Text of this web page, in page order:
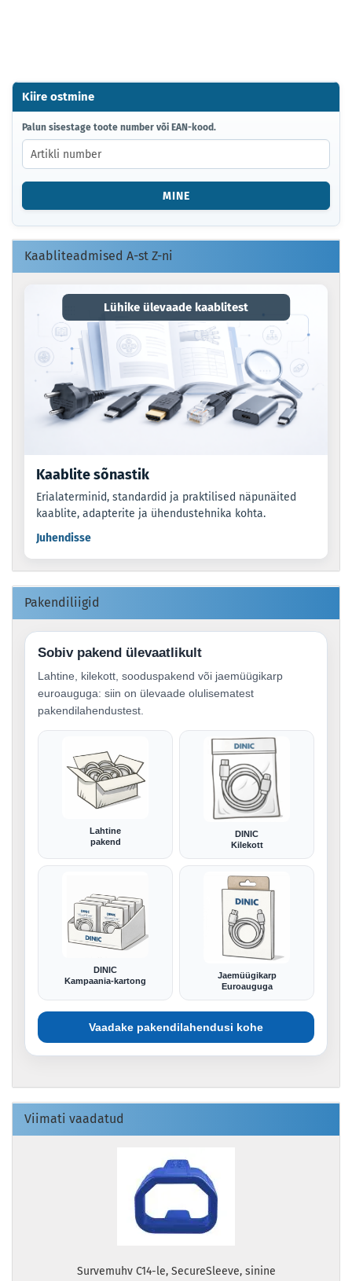
Kiire ostmine
PALUN
SISESTAGE
TOOTE
NUMBER
VÕI
KOOD.
Palun sisestage toote number või EAN-kood.
MINE
Kaabliteadmised A-st Z-ni
Lühike ülevaade kaablitest
Kaablite sõnastik
Erialaterminid, standardid ja praktilised näpunäited
kaablite, adapterite ja ühendustehnika kohta.
Juhendisse
Pakendiliigid
Sobiv pakend ülevaatlikult
Lahtine, kilekott, sooduspakend või jaemüügikarp
euroauguga: siin on ülevaade olulisematest
pakendilahendustest.
Lahtine
pakend
DINIC
Kilekott
DINIC
Kampaania-kartong
Jaemüügikarp
Euroauguga
Vaadake pakendilahendusi kohe
Viimati vaadatud
Survemuhv C14-le, SecureSleeve, sinine